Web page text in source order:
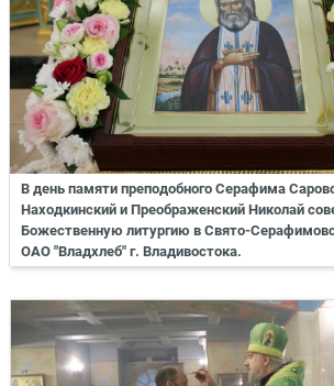
В день памяти преподобного Серафима
Находкинский и Преображенский Николай
Божественную литургию в Свято-
ОАО "Владхлеб" г. Владивостока.